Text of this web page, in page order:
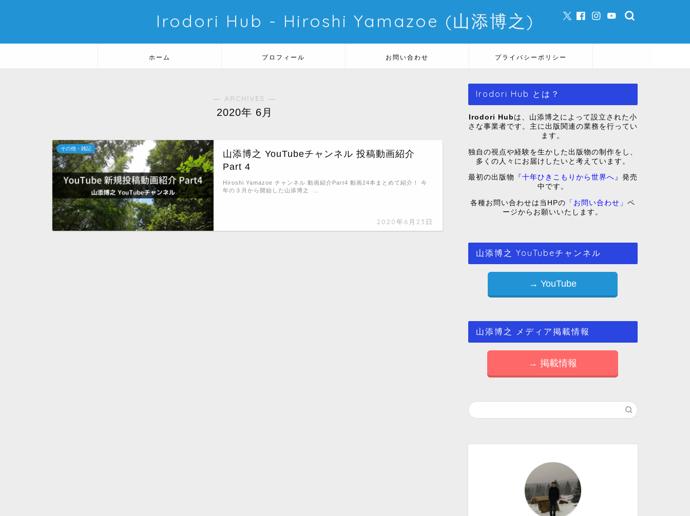
Irodori Hub - Hiroshi Yamazoe (山添博之)
ホーム プロフィール お問い合わせ プライバシーポリシー
― ARCHIVES ―
2020年 6月
その他・雑記
山添博之 YouTubeチャンネル 投稿動画紹介
Part 4
2020年6月23日
Hiroshi Yamazoe チャンネル 動画紹介Part4 動画24本まとめて紹介！ 今
年の３月から開始した山添博之 …
Irodori Hub とは？
Irodori Hub は、山添博之によって設立された小
さな事業者です。主に出版関連の業務を行ってい
ます。
独自の視点や経験を生かした出版物の制作をし、
多くの人々にお届けしたいと考えています。
最初の出版物 『十年ひきこもりから世界へ』 発売
中です。
各種お問い合わせは当HPの 「お問い合わせ」ペ
ージからお願いいたします。
山添博之 YouTubeチャンネル
→ YouTube
山添博之 メディア掲載情報
→ 掲載情報